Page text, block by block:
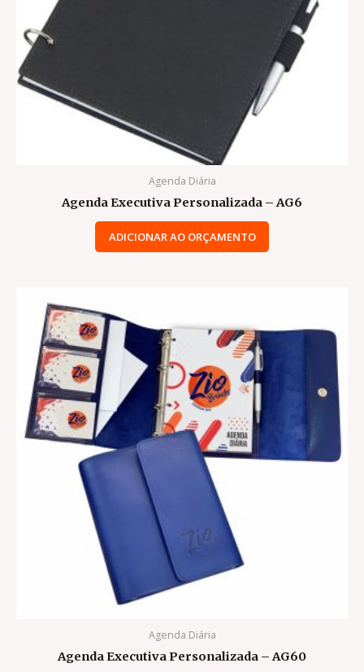
Agenda Diária
Agenda Executiva Personalizada – AG6
ADICIONAR AO ORÇAMENTO
Agenda Diária
Agenda Executiva Personalizada – AG60